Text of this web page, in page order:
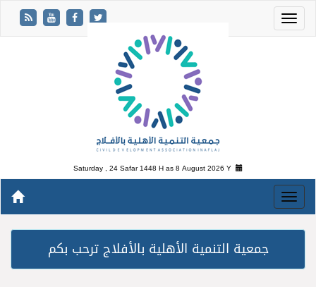
Saturday , 24 Safar 1448 H as8 August 2026 Y
جمعية التنمية الأهلية بالأفلاج ترحب بكم